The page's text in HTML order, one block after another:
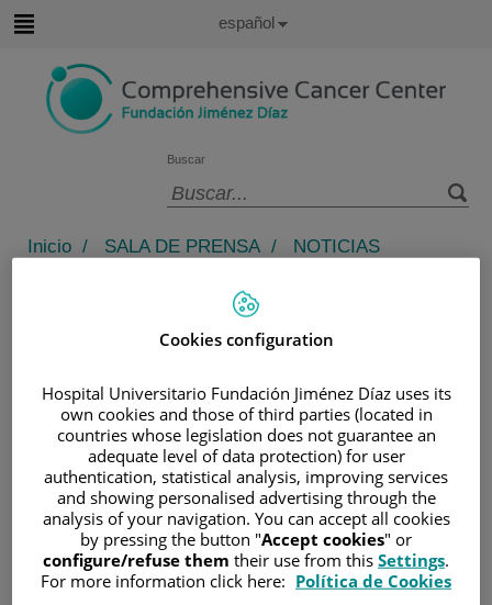
contenido
Buscar
idioma
Idioma
Español
Inicio / SALA DE PRENSA /
NOTICIAS
LA MEJOR INICIATIVA DE CALIDAD ASISTENCIAL
EN ONCOLOGÍA” POR HABER CONSEGUIDO LA
CERTIFICACIÓN INTERNACIONAL QOPI
La Fundación Jiménez Díaz,
“Premio a la Mejor iniciativa de
calidad asistencial en Oncología”
por haber conseguido la
certificación internacional QOPI
En la IX edición de los Premios ECO, concedidos por la
Fundación ECO (Excelencia y Calidad en la Oncología)
Cookies configuration
Hospital Universitario Fundación Jiménez Díaz uses its
own cookies and those of third parties (located in
countries whose legislation does not guarantee an
adequate level of data protection) for user
authentication, statistical analysis, improving services
and showing personalised advertising through the
analysis of your navigation. You can accept all cookies
by pressing the button "Accept cookies" or
configure/refuse them their use from this Settings.
For more information click here: Política de Cookies